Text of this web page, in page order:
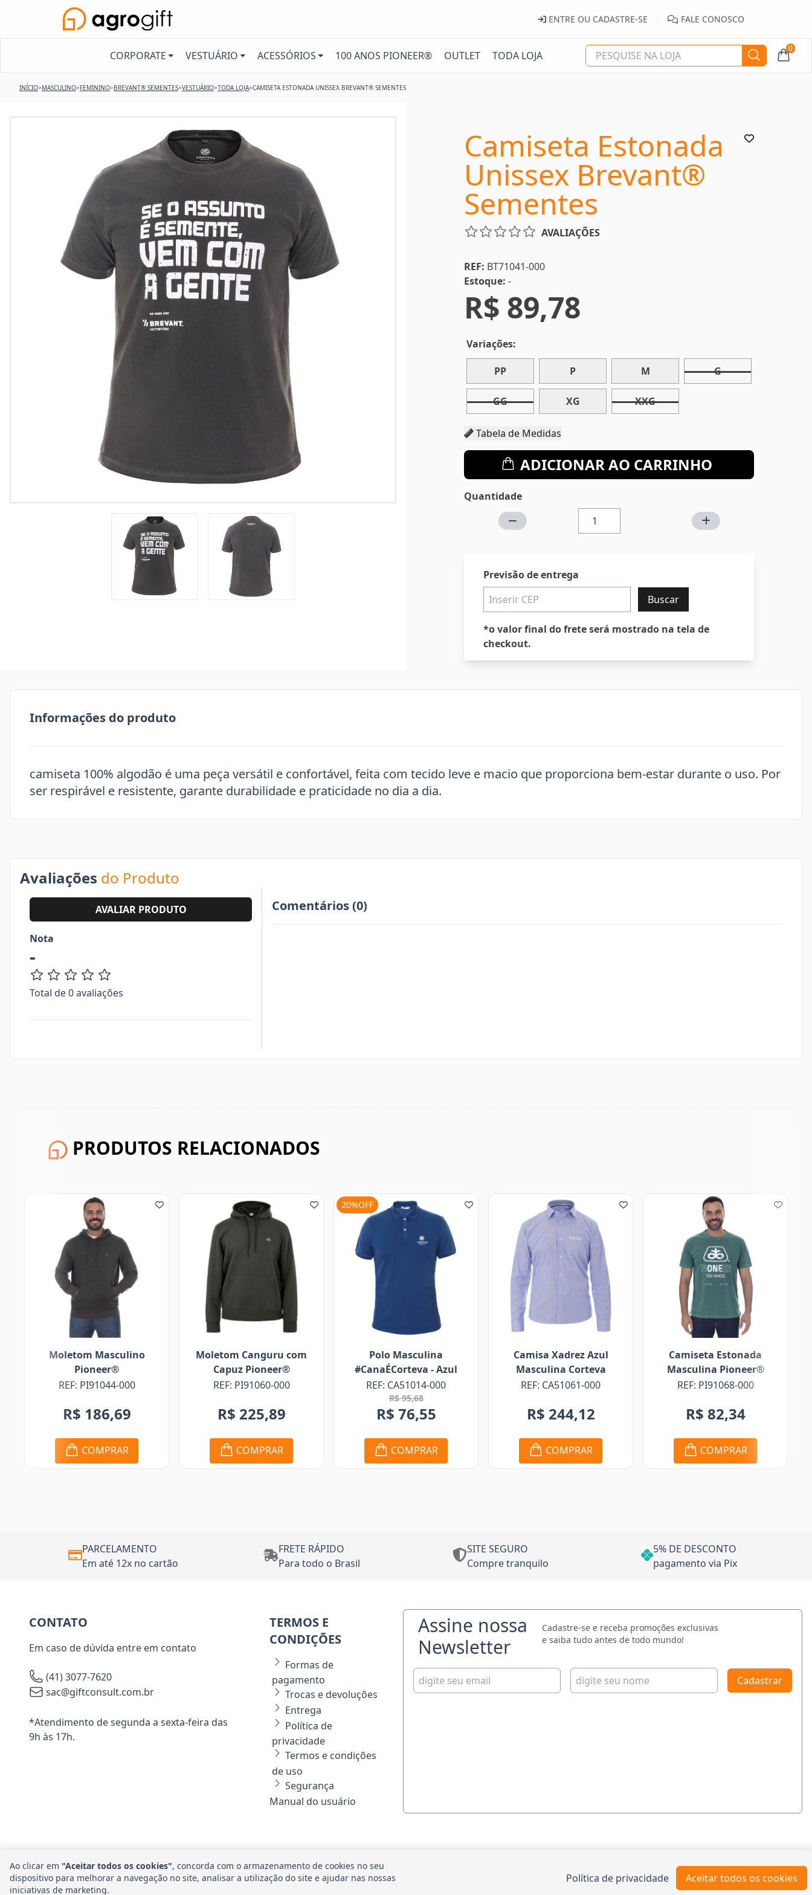
ENTRE OU CADASTRE-SE FALE CONOSCO
CORPORATE VESTUÁRIO ACESSÓRIOS 100 ANOS PIONEER® OUTLET TODA LOJA
0
INÍCIO>MASCULINO>FEMININO>BREVANT® SEMENTES>VESTUÁRIO>TODA LOJA>CAMISETA ESTONADA UNISSEX BREVANT® SEMENTES
Camiseta Estonada
Unissex Brevant®
Sementes
AVALIAÇÕES
REF: BT71041-000
Estoque: -
R$ 89,78
Variações:
PP P M G
GG XG XXG
Tabela de Medidas
ADICIONAR AO CARRINHO
Quantidade
Previsão de entrega
Buscar
*o valor final do frete será mostrado na tela de
checkout.
Informações do produto
camiseta 100% algodão é uma peça versátil e confortável, feita com tecido leve e macio que proporciona bem-estar durante o uso. Por
ser respirável e resistente, garante durabilidade e praticidade no dia a dia.
Avaliações do Produto
AVALIAR PRODUTO
Nota
-
Total de 0 avaliações
Comentários (0)
PRODUTOS RELACIONADOS
Moletom Canguru com
Capuz Pioneer®
REF: PI91060-000
R$ 225,89
COMPRAR
20%OFF
Polo Masculina
#CanaÉCorteva - Azul
REF: CA51014-000
R$ 76,55
COMPRAR
Camisa Xadrez Azul
Masculina Corteva
REF: CA51061-000
R$ 244,12
COMPRAR
Camiseta Estonada
Masculina Pioneer®
REF: PI91068-000
R$ 82,34
COMPRAR
50%OFF
Camiseta Masculina
Verde Pioneer®
REF: PI91027-000
R$ 41,90
COMPRAR
PARCELAMENTO
Em até 12x no cartão
FRETE RÁPIDO
Para todo o Brasil
SITE SEGURO
Compre tranquilo
5% DE DESCONTO
pagamento via Pix
CONTATO
Em caso de dúvida entre em contato
(41) 3077-7620
sac@giftconsult.com.br
*Atendimento de segunda a sexta-feira das
9h às 17h.
TERMOS E
CONDIÇÕES
Formas de
pagamento
Trocas e devoluções
Entrega
Política de
privacidade
Termos e condições
de uso
Segurança
Manual do usuário
Assine nossa
Newsletter
Cadastre-se e receba promoções exclusivas
e saiba tudo antes de todo mundo!
Cadastrar
Ambiente 100% Seguro.
Ao clicar em "Aceitar todos os cookies", concorda com o armazenamento de cookies no seu
dispositivo para melhorar a navegação no site, analisar a utilização do site e ajudar nas nossas
iniciativas de marketing.
Política de privacidade Aceitar todos os cookies